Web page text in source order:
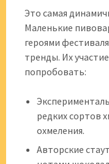
Это самая
Маленькие
героями
тренды. Их
попробовать:
редких сортов
охмеления.
Авторские